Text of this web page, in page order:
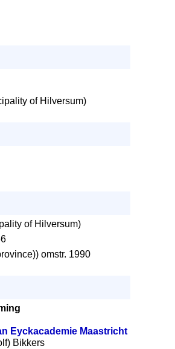
of Hilversum)
of Hilversum)
omstr. 1990
Eyckacademie Maastricht
Bikkers